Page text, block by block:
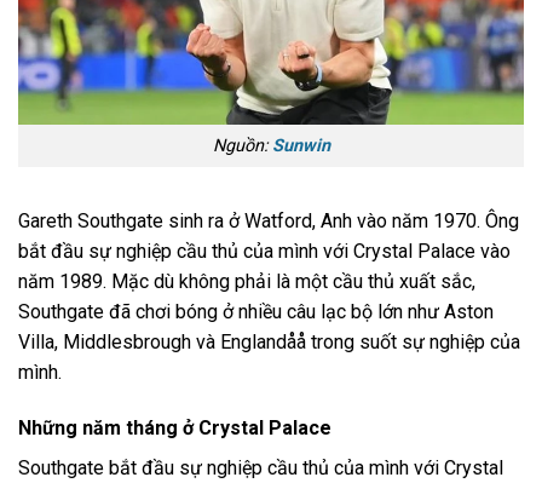
Nguồn:Sunwin
Gareth Southgate sinh ra ở Watford, Anh vào năm 1970. Ông
bắt đầu sự nghiệp cầu thủ của mình với Crystal Palace vào
năm 1989. Mặc dù không phải là một cầu thủ xuất sắc,
Southgate đã chơi bóng ở nhiều câu lạc bộ lớn như Aston
Villa, Middlesbrough và Englandåå trong suốt sự nghiệp của
mình.
Những năm tháng ở Crystal Palace
Southgate bắt đầu sự nghiệp cầu thủ của mình với Crystal